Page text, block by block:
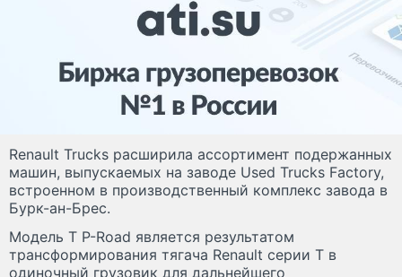
Renault Trucks расширила ассортимент подержанных
машин, выпускаемых на заводе Used Trucks Factory,
встроенном в производственный комплекс завода в
Бурк-ан-Брес.
Модель T P-Road является результатом
трансформирования тягача Renault серии T в
одиночный грузовик для дальнейшего